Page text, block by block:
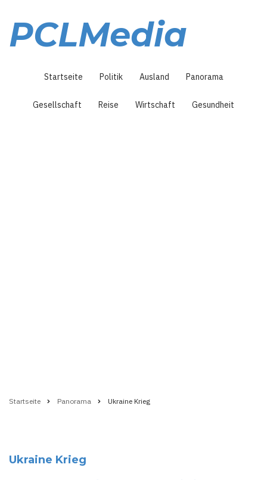
Inhalt
PCLMedia
Startseite Politik Ausland Panorama
Gesellschaft Reise Wirtschaft Gesundheit
Pfadnavigation
Startseite Panorama Ukraine Krieg
Ukraine Krieg